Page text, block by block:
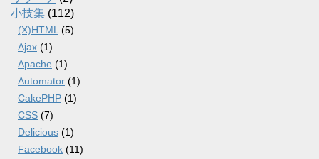
小技集 (112)
(X)HTML (5)
Ajax (1)
Apache (1)
Automator (1)
CakePHP (1)
CSS (7)
Delicious (1)
Facebook (11)